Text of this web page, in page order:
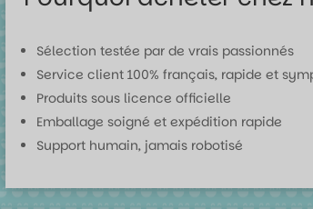
Sélection testée par de vrais passionnés
Service client 100% français, rapide et
Produits sous licence officielle
Emballage soigné et expédition rapide
Support humain, jamais robotisé